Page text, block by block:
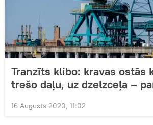
Tranzīts klibo: kravas ostās
trešo daļu, uz dzelzceļa –
16 Augusts 2020, 11:02